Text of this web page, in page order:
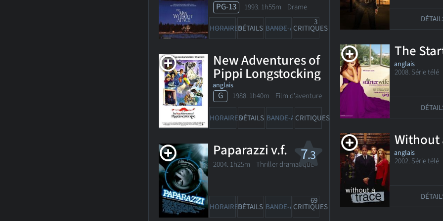
PG-13 1993. 1h55m Drame
HORAIRESDÉTAILS BANDE-ANNCRITIQUES
3
New Adventures of
Pippi Longstocking
anglais
G 1988. 1h40m Film d'aventure
HORAIRESDÉTAILS BANDE-ANNCRITIQUES
7.3
Paparazzi v.f.
2004. 1h25m Thriller dramatique
HORAIRESDÉTAILS BANDE-ANNCRITIQUES
69
The
anglais
2008. Série
Without
anglais
2002. Série